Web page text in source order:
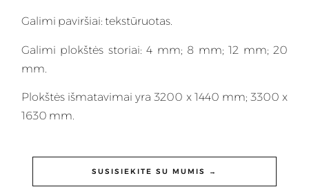
Galimi paviršiai: tekstūruotas.
Galimi plokštės storiai: 4 mm; 8 mm; 12 mm; 20
mm.
Plokštės išmatavimai yra 3200 x 1440 mm; 3300 x
1630 mm.
SUSISIEKITE SU MUMIS →